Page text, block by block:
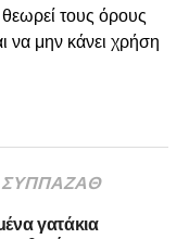
τους όρους
να μην κάνει χρήση
ΣΥΠΠΑΖΑΘ
γατάκια